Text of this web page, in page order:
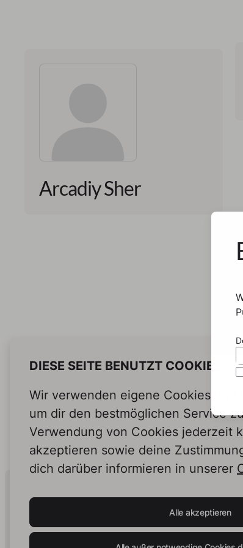
Arcadiy Sher
DIESE SEITE BENUTZT COOKIES
Wir verwenden eigene Cookies und
um dir den bestmöglichen Service
Verwendung von Cookies jederzeit
akzeptieren sowie deine
dich darüber informieren in unserer
Alle akzeptieren
Human Intelligence.
In Print.